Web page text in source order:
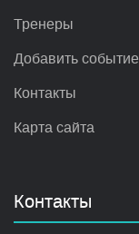
Тренеры
Добавить событие
Контакты
Карта сайта
Контакты